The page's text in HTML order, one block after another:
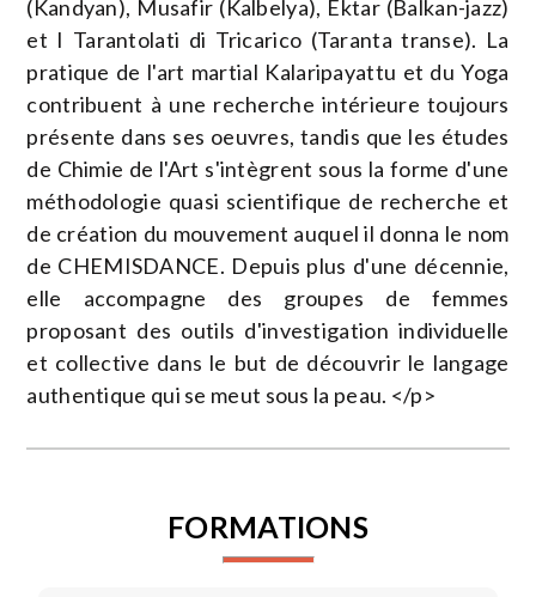
(Kandyan), Musafir (Kalbelya), Ektar (Balkan-jazz)
et I Tarantolati di Tricarico (Taranta transe). La
pratique de l'art martial Kalaripayattu et du Yoga
contribuent à une recherche intérieure toujours
présente dans ses oeuvres, tandis que les études
de Chimie de l'Art s'intègrent sous la forme d'une
méthodologie quasi scientifique de recherche et
de création du mouvement auquel il donna le nom
de CHEMISDANCE. Depuis plus d'une décennie,
elle accompagne des groupes de femmes
proposant des outils d'investigation individuelle
et collective dans le but de découvrir le langage
authentique qui se meut sous la peau. </p>
FORMATIONS